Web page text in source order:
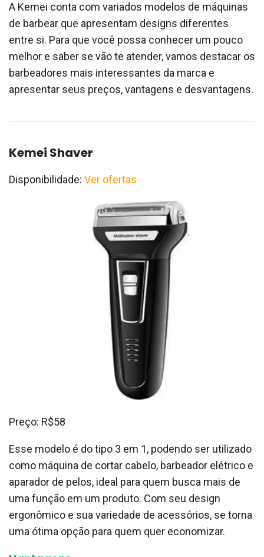
A Kemei conta com variados modelos de máquinas
de barbear que apresentam designs diferentes
entre si. Para que você possa conhecer um pouco
melhor e saber se vão te atender, vamos destacar os
barbeadores mais interessantes da marca e
apresentar seus preços, vantagens e desvantagens.
Kemei Shaver
Disponibilidade: Ver ofertas
Preço: R$58
Esse modelo é do tipo 3 em 1, podendo ser utilizado
como máquina de cortar cabelo, barbeador elétrico e
aparador de pelos, ideal para quem busca mais de
uma função em um produto. Com seu design
ergonômico e sua variedade de acessórios, se torna
uma ótima opção para quem quer economizar.